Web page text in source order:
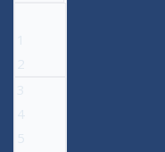
1
2
3
4
5